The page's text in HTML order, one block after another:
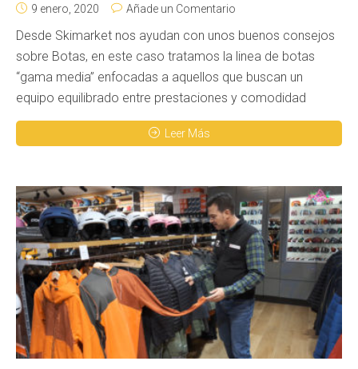
9 enero, 2020 Añade un Comentario
Desde Skimarket nos ayudan con unos buenos consejos
sobre Botas, en este caso tratamos la linea de botas
“gama media” enfocadas a aquellos que buscan un
equipo equilibrado entre prestaciones y comodidad
Leer Más